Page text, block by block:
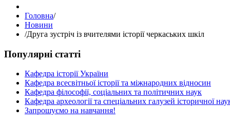
Головна/
Hовини
/Друга зустріч із вчителями історії черкаських шкіл
Популярні статті
Кафедра історії України
Кафедра всесвітньої історії та міжнародних відносин
Кафедра філософії, соціальних та політичних наук
Кафедра археології та спеціальних галузей історичної
Запрошуємо на навчання!